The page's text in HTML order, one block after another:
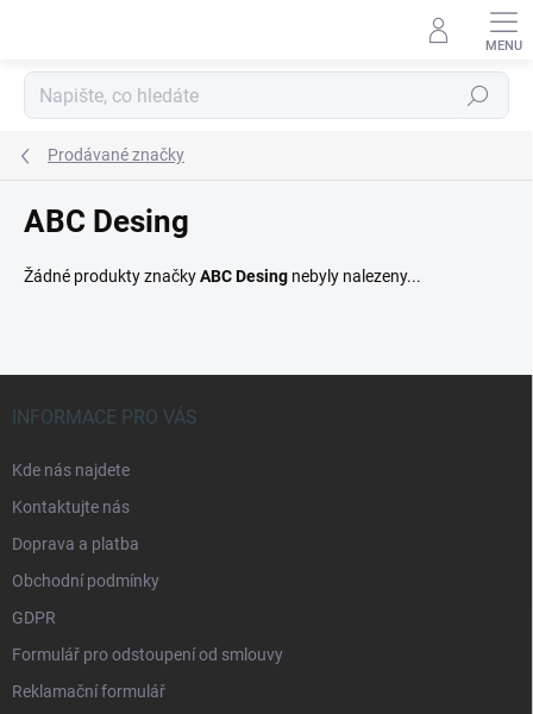
Hledat
Prodávané značky
ABC Desing
Žádné produkty značkyABC Desing nebyly nalezeny...
INFORMACE PRO VÁS
Kde nás najdete
Kontaktujte nás
Doprava a platba
Obchodní podmínky
GDPR
Formulář pro odstoupení od smlouvy
Reklamační formulář